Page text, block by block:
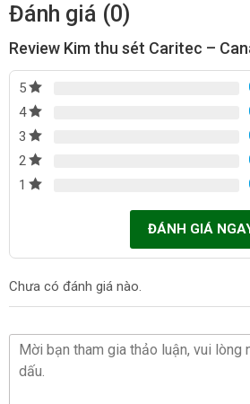
Đánh giá (0)
Review Kim thu sét Caritec –
5
4
3
2
1
ĐÁNH GIÁ
Chưa có đánh giá nào.